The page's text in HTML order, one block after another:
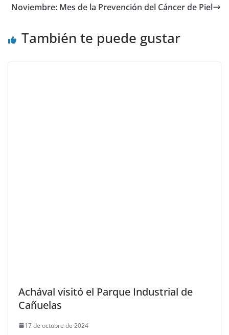
Noviembre: Mes de la Prevención del Cáncer de Piel
También te puede gustar
Achával visitó el Parque Industrial de
Cañuelas
17 de octubre de 2024